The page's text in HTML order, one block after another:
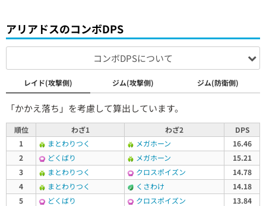
アリアドスのコンボDPS
コンボDPSについて
レイド(攻撃側) ジム(攻撃側) ジム(防衛側)
「かかえ落ち」を考慮して算出しています。
順位 わざ1 わざ2
DPS
1
まとわりつく メガホーン
16.46
2
どくばり メガホーン
15.21
3
まとわりつく クロスポイズン
14.78
4
まとわりつく くさわけ
14.18
5
どくばり クロスポイズン
13.84